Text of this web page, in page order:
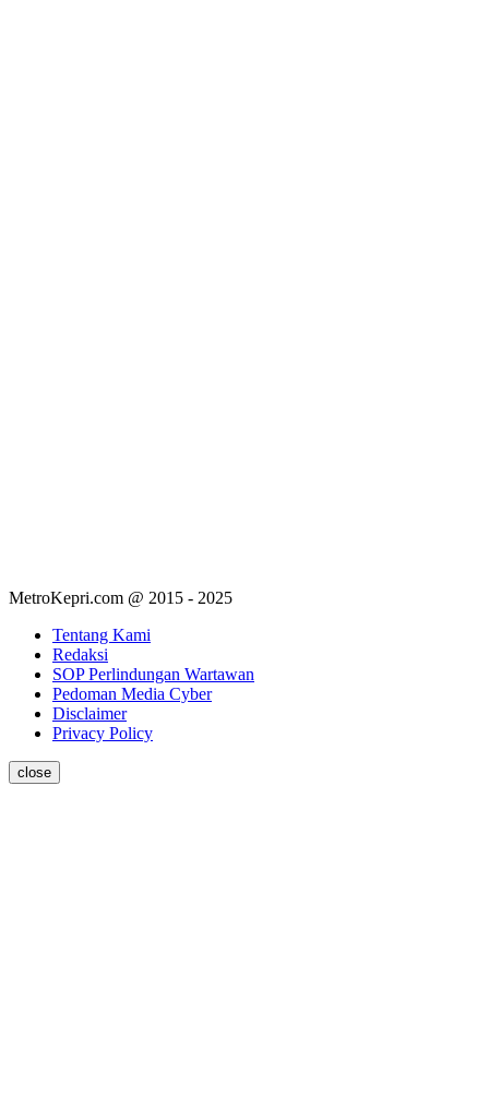
MetroKepri.com @ 2015 - 2025
Tentang Kami
Redaksi
SOP Perlindungan Wartawan
Pedoman Media Cyber
Disclaimer
Privacy Policy
close